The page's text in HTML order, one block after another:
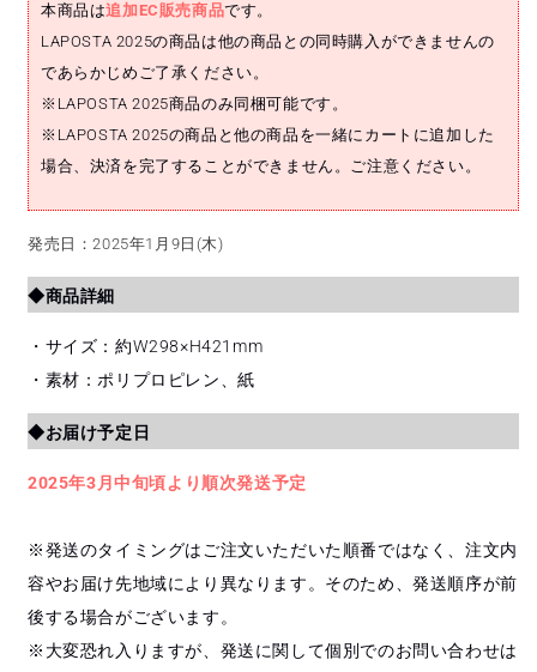
ら
す
増
や
す
本商品は追加EC販売商品です。
LAPOSTA 2025の商品は他の商品との同時購入ができませんの
であらかじめご了承ください。
※LAPOSTA 2025商品のみ同梱可能です。
※LAPOSTA 2025の商品と他の商品を一緒にカートに追加した
場合、決済を完了することができません。ご注意ください。
発売日：2025年1月9日(木)
◆商品詳細
・サイズ：約W298×H421mm
・素材：ポリプロピレン、紙
◆お届け予定日
2025年3月中旬頃より順次発送予定
※発送のタイミングはご注文いただいた順番ではなく、注文内
容やお届け先地域により異なります。そのため、発送順序が前
後する場合がございます。
※大変恐れ入りますが、発送に関して個別でのお問い合わせは